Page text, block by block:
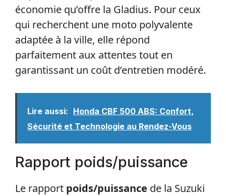
économie qu’offre la Gladius. Pour ceux
qui recherchent une moto polyvalente
adaptée à la ville, elle répond
parfaitement aux attentes tout en
garantissant un coût d’entretien modéré.
Lire aussi: Honda CBF 500 ABS: Confort,
Sécurité et Technologie au Rendez-Vous
Rapport poids/puissance
Le rapport poids/puissance de la Suzuki